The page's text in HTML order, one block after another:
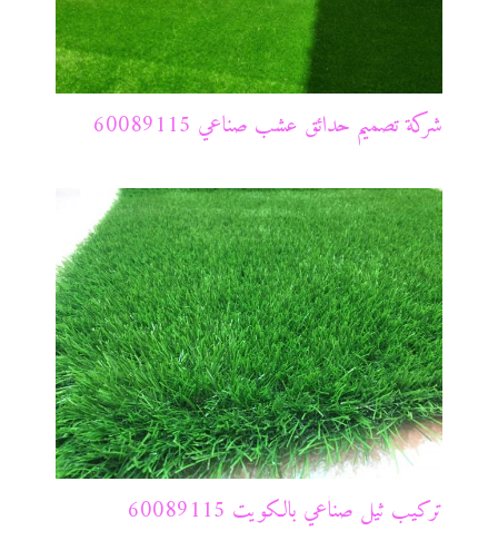
شركة تصميم حدائق عشب صناعي 60089115
تركيب ثيل صناعي بالكويت 60089115